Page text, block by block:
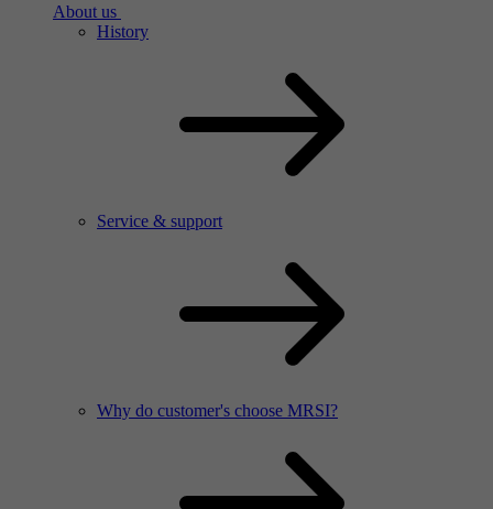
About us
History
Service & support
Why do customer's choose MRSI?